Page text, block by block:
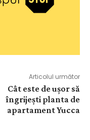
Articolul următor
Cât este de ușor să
îngrijești planta de
apartament Yucca